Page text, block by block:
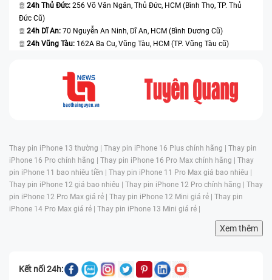
24h Thủ Đức: 256 Võ Văn Ngân, Thủ Đức, HCM (Bình Thọ, TP. Thủ
Đức Cũ)
24h Dĩ An: 70 Nguyễn An Ninh, Dĩ An, HCM (Bình Dương Cũ)
24h Vũng Tàu: 162A Ba Cu, Vũng Tàu, HCM (TP. Vũng Tàu cũ)
Thay pin iPhone 13 thường | Thay pin iPhone 16 Plus chính hãng | Thay pin
iPhone 16 Pro chính hãng | Thay pin iPhone 16 Pro Max chính hãng | Thay
pin iPhone 11 bao nhiêu tiền | Thay pin iPhone 11 Pro Max giá bao nhiêu |
Thay pin iPhone 12 giá bao nhiêu | Thay pin iPhone 12 Pro chính hãng | Thay
pin iPhone 12 Pro Max giá rẻ | Thay pin iPhone 12 Mini giá rẻ | Thay pin
iPhone 14 Pro Max giá rẻ | Thay pin iPhone 13 Mini giá rẻ |
Xem thêm
Kết nối 24h: